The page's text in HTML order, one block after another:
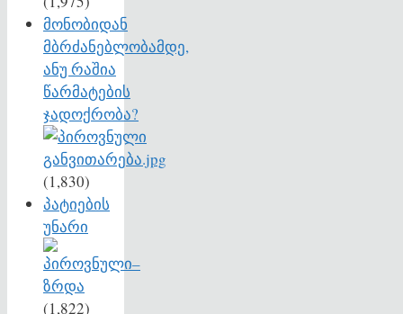
მონობიდან
მბრძანებლობამდე,
ანუ რაშია
წარმატების
ჯადოქრობა?
(1,830)
პატიების
უნარი
(1,822)